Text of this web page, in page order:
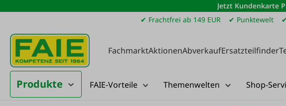
Hauptinhalt springen
Zur Suche springen
Zur Hauptnavigation springen
Jetzt Kundenkarte
✔ Frachtfrei ab 149 EUR
✔ Punktewelt
FachmarktAktionenAbverkaufErsatzteilfinder
Produkte FAIE-Vorteile Themenwelten Shop-